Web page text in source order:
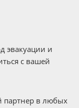
эвакуации и
с вашей
в любых